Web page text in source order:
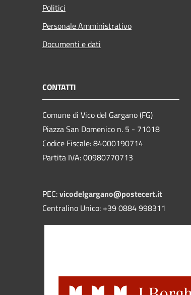
Politici
Personale Amministrativo
Documenti e dati
CONTATTI
Comune di Vico del Gargano (FG)
Piazza San Domenico n. 5 - 71018
Codice Fiscale: 84000190714
Partita IVA: 00980770713
PEC:vicodelgargano@postecert.it
Centralino Unico: +39 0884 998311